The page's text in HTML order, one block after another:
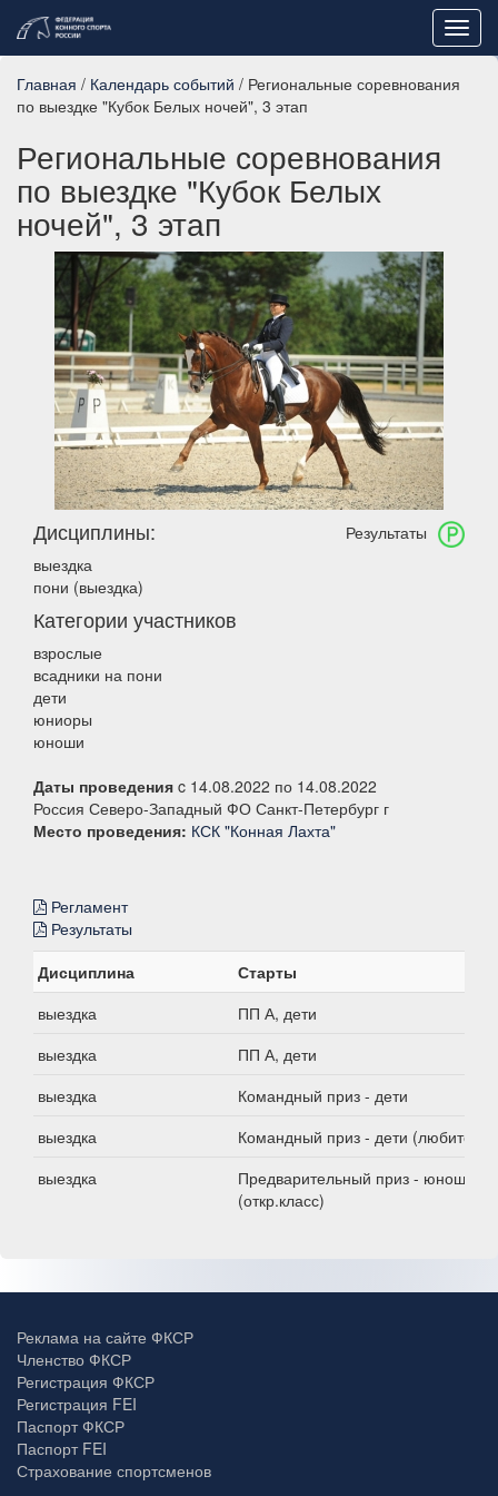
Главная / Календарь событий / Региональные соревнования
по выездке "Кубок Белых ночей", 3 этап
Региональные соревнования
по выездке "Кубок Белых
ночей", 3 этап
Результаты
Дисциплины:
выездка
пони (выездка)
Категории участников
взрослые
всадники на пони
дети
юниоры
юноши
Даты проведения c 14.08.2022 по 14.08.2022
Россия Северо-Западный ФО Санкт-Петербург г
Место проведения: КСК "Конная Лахта"
Регламент
Результаты
Дисциплина
Старты
выездка
ПП А, дети
выездка
ПП А, дети
выездка
Командный приз - дети
выездка
Командный приз - дети (любители)
выездка
Предварительный приз - юноши
(откр.класс)
Реклама на сайте ФКСР
Членство ФКСР
Регистрация ФКСР
Регистрация FEI
Паспорт ФКСР
Паспорт FEI
Страхование спортсменов